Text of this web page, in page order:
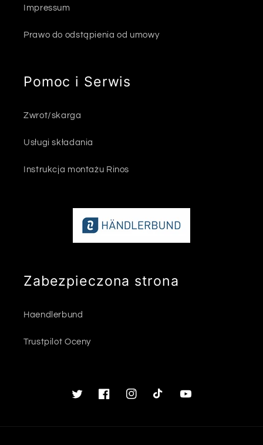
Impressum
Prawo do odstąpienia od umowy
Pomoc i Serwis
Zwrot/skarga
Usługi składania
Instrukcja montażu Rinos
Zabezpieczona strona
Haendlerbund
Trustpilot Oceny
TwitterFacebookInstagramTikTok Youtube